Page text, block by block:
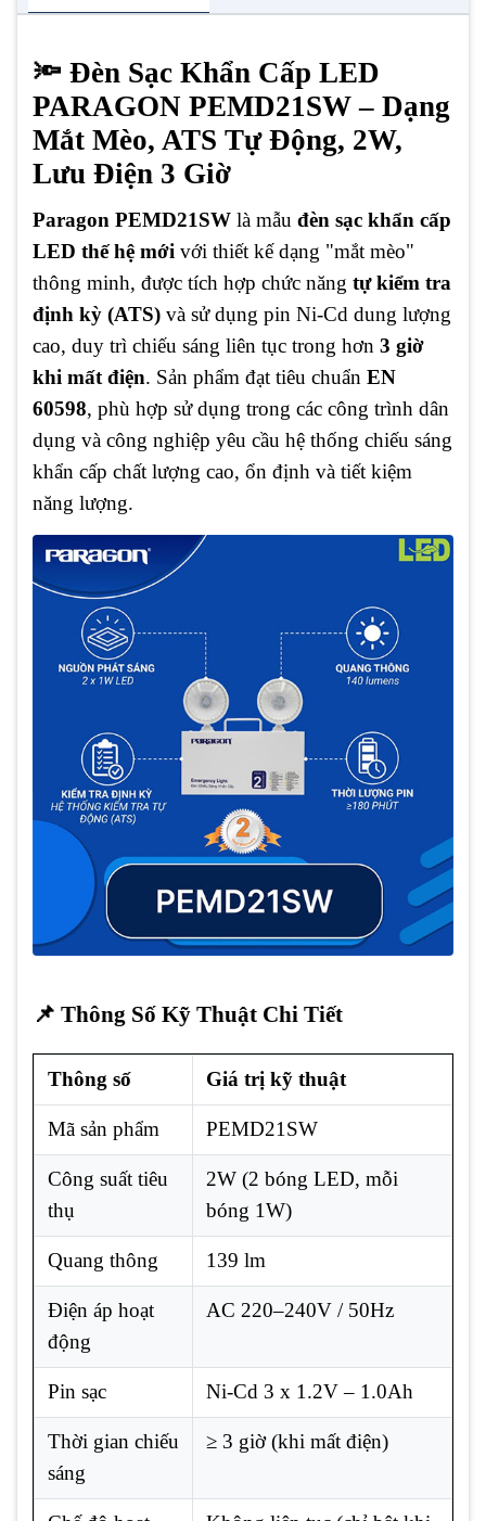
🔦 Đèn Sạc Khẩn Cấp LED
PARAGON PEMD21SW – Dạng
Mắt Mèo, ATS Tự Động, 2W,
Lưu Điện 3 Giờ
Paragon PEMD21SW là mẫu đèn sạc khẩn cấp
LED thế hệ mới với thiết kế dạng "mắt mèo"
thông minh, được tích hợp chức năng tự kiểm tra
định kỳ (ATS) và sử dụng pin Ni-Cd dung lượng
cao, duy trì chiếu sáng liên tục trong hơn 3 giờ
khi mất điện. Sản phẩm đạt tiêu chuẩn EN
60598, phù hợp sử dụng trong các công trình dân
dụng và công nghiệp yêu cầu hệ thống chiếu sáng
khẩn cấp chất lượng cao, ổn định và tiết kiệm
năng lượng.
📌 Thông Số Kỹ Thuật Chi Tiết
Thông số Giá trị kỹ thuật
Mã sản phẩm PEMD21SW
Công suất tiêu
thụ
2W (2 bóng LED, mỗi
bóng 1W)
Quang thông 139 lm
Điện áp hoạt
động
AC 220–240V / 50Hz
Pin sạc Ni-Cd 3 x 1.2V – 1.0Ah
Thời gian chiếu
sáng
≥ 3 giờ (khi mất điện)